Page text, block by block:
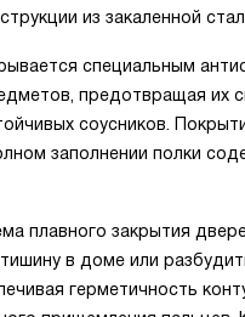
из закаленной
специальным
предотвращая их
соусников.
заполнении полки
плавного закрытия
в доме или
герметичность